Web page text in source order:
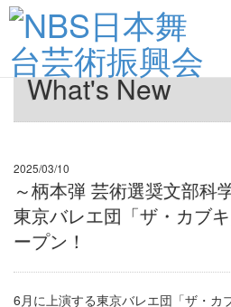
What's New
2025/03/10
～柄本弾 芸術選奨文部科
東京バレエ団「ザ・カブ
ープン！
6月に上演する東京バレエ団「ザ・カ